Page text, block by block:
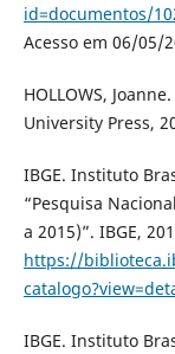
id=documentos/
Acesso em 06/05/
HOLLOWS,
University Press,
IBGE. Instituto
“Pesquisa
a 2015)”. IBGE,
https://
IBGE. Instituto